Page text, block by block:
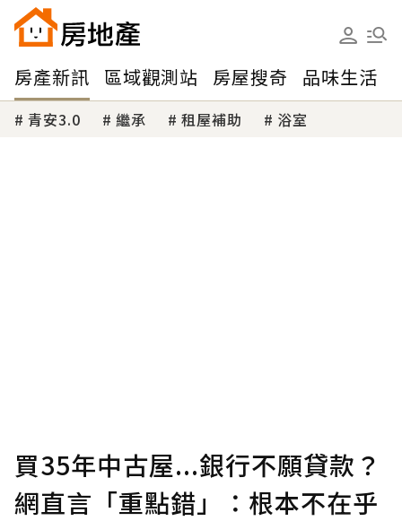
房產新訊 區域觀測站 房屋搜奇 品味生活
青安3.0 繼承 租屋補助 浴室
買35年中古屋...銀行不願貸款？
網直言「重點錯」：根本不在乎